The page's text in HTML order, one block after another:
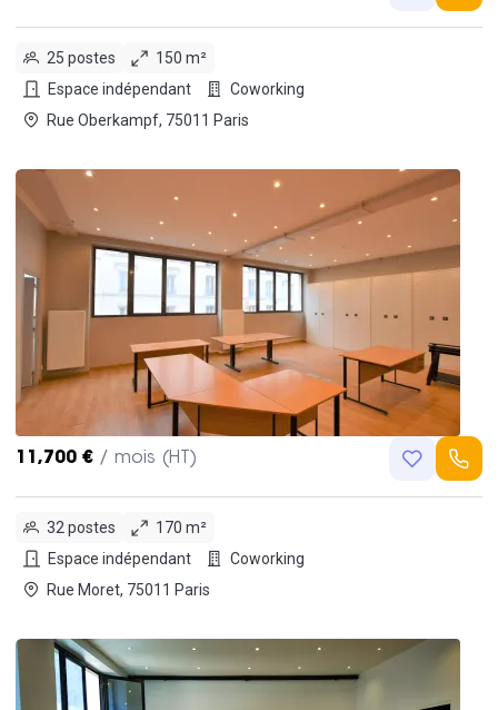
25 postes
150 m²
Espace indépendant
Coworking
Rue Oberkampf, 75011 Paris
11,700 € / mois (HT)
32 postes
170 m²
Espace indépendant
Coworking
Rue Moret, 75011 Paris